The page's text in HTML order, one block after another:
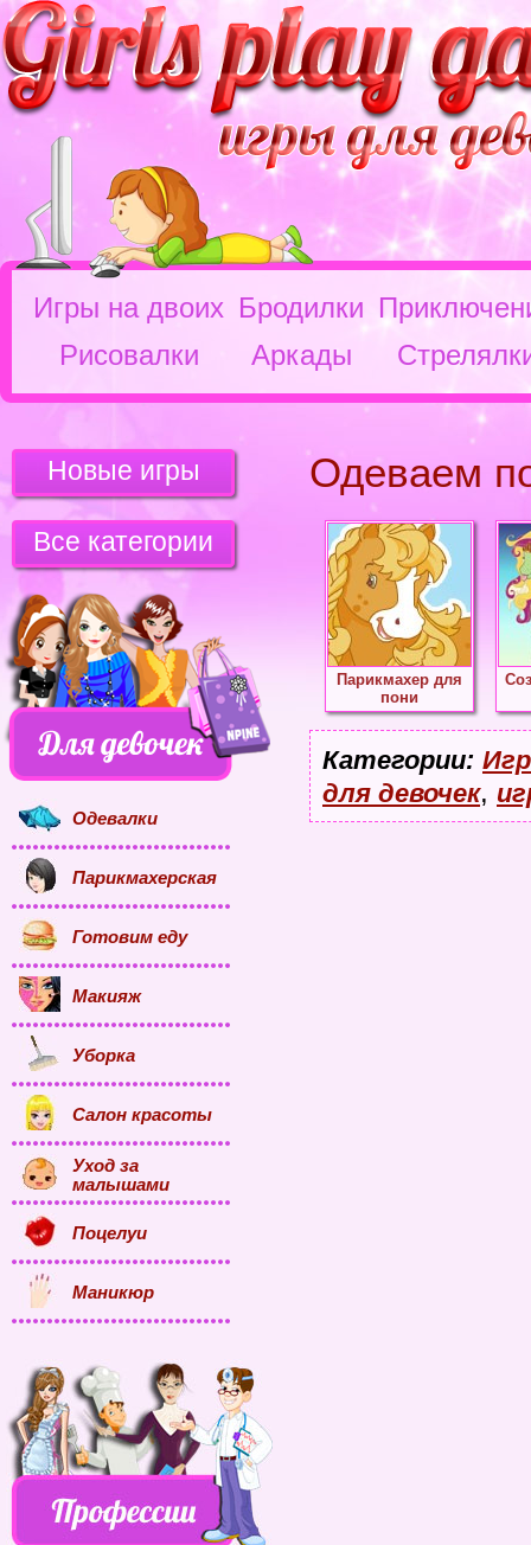
Игры на двоих Бродилки
Рисовалки
Аркады
Одеваем
Парикмахер для
пони
Категории:
для девочек,
Новые игры
Все категории
Одевалки
Парикмахерская
Готовим еду
Макияж
Уборка
Салон красоты
Уход за
малышами
Поцелуи
Маникюр